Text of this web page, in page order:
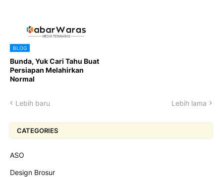
BLOG
Bunda, Yuk Cari Tahu Buat
Persiapan Melahirkan
Normal
Lebih baru Lebih lama
CATEGORIES
ASO
Design Brosur